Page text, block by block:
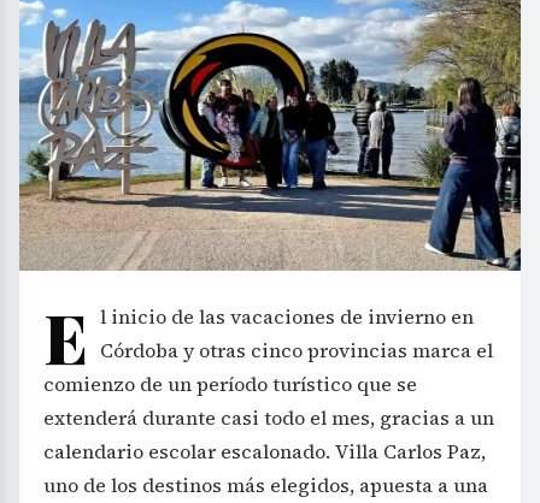
E l inicio de las vacaciones de invierno en
Córdoba y otras cinco provincias marca el
comienzo de un período turístico que se
extenderá durante casi todo el mes, gracias a un
calendario escolar escalonado. Villa Carlos Paz,
uno de los destinos más elegidos, apuesta a una